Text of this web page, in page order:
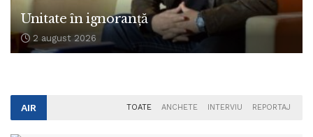
Unitate în ignoranță
2 august 2026
AIR TOATE ANCHETE INTERVIU REPORTAJ